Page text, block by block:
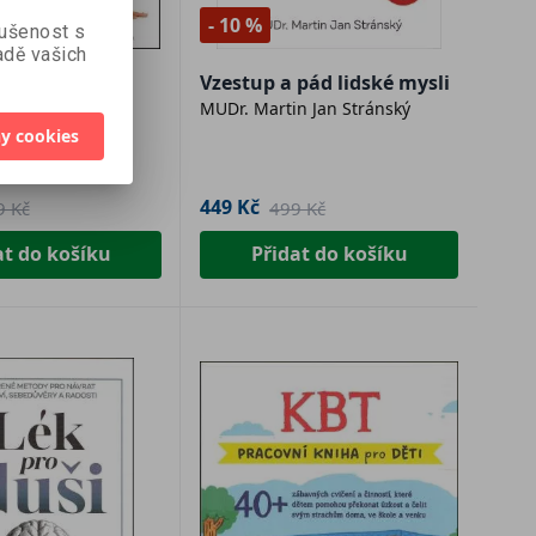
Hanna-
Ali Roff
Kč
do košíku
- 10 %
Vzestup a pád lidské mysli
MUDr. Martin Jan Stránský
449 Kč 499 Kč
Přidat do košíku
s
vašich
cookies
v